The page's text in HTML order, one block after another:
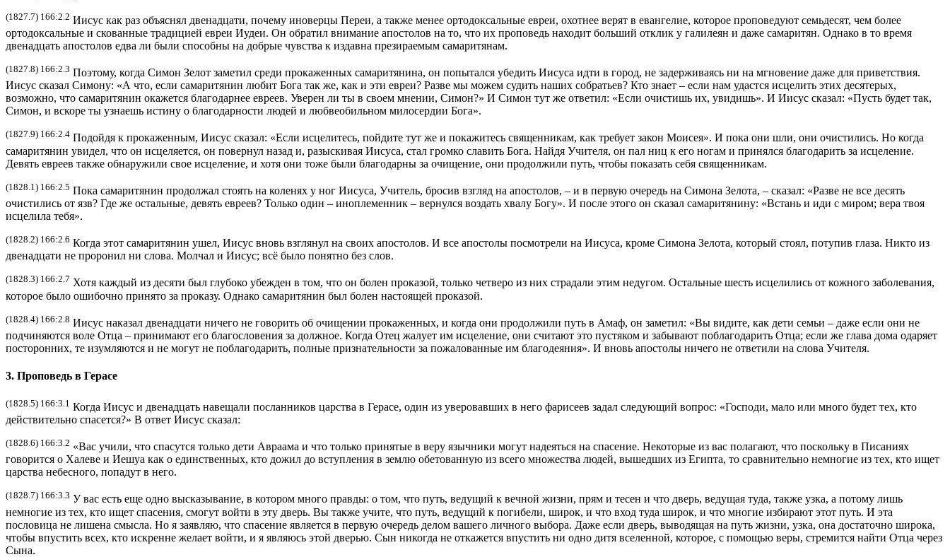
(1827.7) 166:2.2 Иисус как раз объяснял двенадцати, почему иноверцы Переи, а также менее ортодоксальные евреи, охотнее верят в евангелие, которое проповедуют семьдесят, чем более
ортодоксальные и скованные традицией евреи Иудеи. Он обратил внимание апостолов на то, что их проповедь находит больший отклик у галилеян и даже самаритян. Однако в то время
двенадцать апостолов едва ли были способны на добрые чувства к издавна презираемым самаритянам.
(1827.8) 166:2.3 Поэтому, когда Симон Зелот заметил среди прокаженных самаритянина, он попытался убедить Иисуса идти в город, не задерживаясь ни на мгновение даже для приветствия.
Иисус сказал Симону: «А что, если самаритянин любит Бога так же, как и эти евреи? Разве мы можем судить наших собратьев? Кто знает – если нам удастся исцелить этих десятерых,
возможно, что самаритянин окажется благодарнее евреев. Уверен ли ты в своем мнении, Симон?» И Симон тут же ответил: «Если очистишь их, увидишь». И Иисус сказал: «Пусть будет так,
Симон, и вскоре ты узнаешь истину о благодарности людей и любвеобильном милосердии Бога».
(1827.9) 166:2.4 Подойдя к прокаженным, Иисус сказал: «Если исцелитесь, пойдите тут же и покажитесь священникам, как требует закон Моисея». И пока они шли, они очистились. Но когда
самаритянин увидел, что он исцеляется, он повернул назад и, разыскивая Иисуса, стал громко славить Бога. Найдя Учителя, он пал ниц к его ногам и принялся благодарить за исцеление.
Девять евреев также обнаружили свое исцеление, и хотя они тоже были благодарны за очищение, они продолжили путь, чтобы показать себя священникам.
(1828.1) 166:2.5 Пока самаритянин продолжал стоять на коленях у ног Иисуса, Учитель, бросив взгляд на апостолов, – и в первую очередь на Симона Зелота, – сказал: «Разве не все десять
очистились от язв? Где же остальные, девять евреев? Только один – иноплеменник – вернулся воздать хвалу Богу». И после этого он сказал самаритянину: «Встань и иди с миром; вера твоя
исцелила тебя».
(1828.2) 166:2.6 Когда этот самаритянин ушел, Иисус вновь взглянул на своих апостолов. И все апостолы посмотрели на Иисуса, кроме Симона Зелота, который стоял, потупив глаза. Никто из
двенадцати не проронил ни слова. Молчал и Иисус; всё было понятно без слов.
(1828.3) 166:2.7 Хотя каждый из десяти был глубоко убежден в том, что он болен проказой, только четверо из них страдали этим недугом. Остальные шесть исцелились от кожного заболевания,
которое было ошибочно принято за проказу. Однако самаритянин был болен настоящей проказой.
(1828.4) 166:2.8 Иисус наказал двенадцати ничего не говорить об очищении прокаженных, и когда они продолжили путь в Амаф, он заметил: «Вы видите, как дети семьи – даже если они не
подчиняются воле Отца – принимают его благословения за должное. Когда Отец жалует им исцеление, они считают это пустяком и забывают поблагодарить Отца; если же глава дома одаряет
посторонних, те изумляются и не могут не поблагодарить, полные признательности за пожалованные им благодеяния». И вновь апостолы ничего не ответили на слова Учителя.
3. Проповедь в Герасе
(1828.5) 166:3.1 Когда Иисус и двенадцать навещали посланников царства в Герасе, один из уверовавших в него фарисеев задал следующий вопрос: «Господи, мало или много будет тех, кто
действительно спасется?» В ответ Иисус сказал:
(1828.6) 166:3.2 «Вас учили, что спасутся только дети Авраама и что только принятые в веру язычники могут надеяться на спасение. Некоторые из вас полагают, что поскольку в Писаниях
говорится о Халеве и Иешуа как о единственных, кто дожил до вступления в землю обетованную из всего множества людей, вышедших из Египта, то сравнительно немногие из тех, кто ищет
царства небесного, попадут в него.
(1828.7) 166:3.3 У вас есть еще одно высказывание, в котором много правды: о том, что путь, ведущий к вечной жизни, прям и тесен и что дверь, ведущая туда, также узка, а потому лишь
немногие из тех, кто ищет спасения, смогут войти в эту дверь. Вы также учите, что путь, ведущий к погибели, широк, и что вход туда широк, и что многие избирают этот путь. И эта
пословица не лишена смысла. Но я заявляю, что спасение является в первую очередь делом вашего личного выбора. Даже если дверь, выводящая на путь жизни, узка, она достаточно широка,
чтобы впустить всех, кто искренне желает войти, и я являюсь этой дверью. Сын никогда не откажется впустить ни одно дитя вселенной, которое, с помощью веры, стремится найти Отца через
Сына.